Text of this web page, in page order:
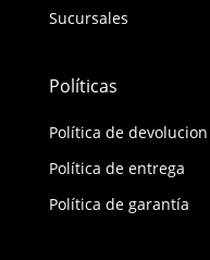
Sucursales
Políticas
Política de devolucion
Política de entrega
Política de garantía